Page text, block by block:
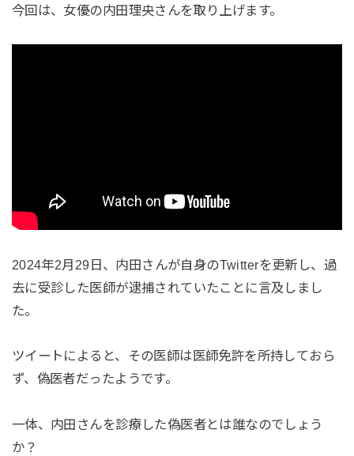
今回は、女優の内田理央さんを取り上げます。
2024年2月29日、内田さんが自身のTwitterを更新し、過
去に受診した医師が逮捕されていたことに言及しまし
た。
ツイートによると、その医師は医師免許を所持しておら
ず、偽医者だったようです。
一体、内田さんを診療した偽医者とは誰なのでしょう
か？